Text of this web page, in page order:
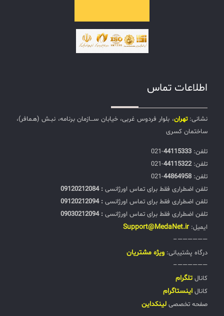
اطلاعات تماس
نشانی:تهران، بلوار فردوس غربی، خیابان ســـازمان برنامه، نبـش (هـمافر)،
ساختمان کسری
تلفن:‌ 44115333
-021
تلفن:‌44115322
-021
تلفن:‌ 44864958
-021
تلفن اضطراری فقط برای تماس اورژانسی : 09120212084
تلفن اضطراری فقط برای تماس اورژانسی : 09120212094
تلفن اضطراری فقط برای تماس اورژانسی : 09030212094
ایمیل: Support@MedaNet.ir
——————–
درگاه پشتیبانی: ويژه مشتریان
——————–
کانال تلگرام
کانال اینستاگرام
صفحه تخصصی لینکداین